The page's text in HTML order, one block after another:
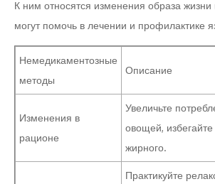
К ним относятся изменения образа жизни
могут помочь в лечении и профилактике
Немедикаментозные
методы
Описание
Изменения в
рационе
Увеличьте
овощей, избегайте
жирного.
Практикуйте